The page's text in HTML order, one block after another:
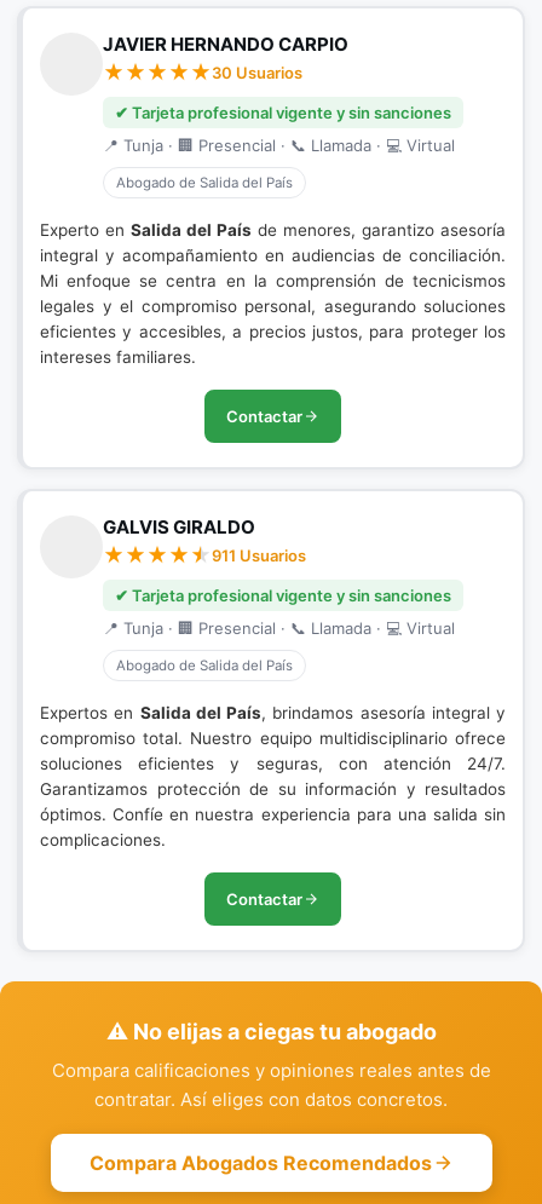
JAVIER HERNANDO CARPIO
30 Usuarios
✔ Tarjeta profesional vigente y sin sanciones
📍 Tunja · 🏢 Presencial · 📞 Llamada · 💻 Virtual
Abogado de Salida del País
Experto en Salida del País de menores, garantizo asesoría
integral y acompañamiento en audiencias de conciliación.
Mi enfoque se centra en la comprensión de tecnicismos
legales y el compromiso personal, asegurando soluciones
eficientes y accesibles, a precios justos, para proteger los
intereses familiares.
Contactar
GALVIS GIRALDO
911 Usuarios
✔ Tarjeta profesional vigente y sin sanciones
📍 Tunja · 🏢 Presencial · 📞 Llamada · 💻 Virtual
Abogado de Salida del País
Expertos en Salida del País, brindamos asesoría integral y
compromiso total. Nuestro equipo multidisciplinario ofrece
soluciones eficientes y seguras, con atención 24/7.
Garantizamos protección de su información y resultados
óptimos. Confíe en nuestra experiencia para una salida sin
complicaciones.
Contactar
⚠️ No elijas a ciegas tu abogado
Compara calificaciones y opiniones reales antes de
contratar. Así eliges con datos concretos.
Compara Abogados Recomendados